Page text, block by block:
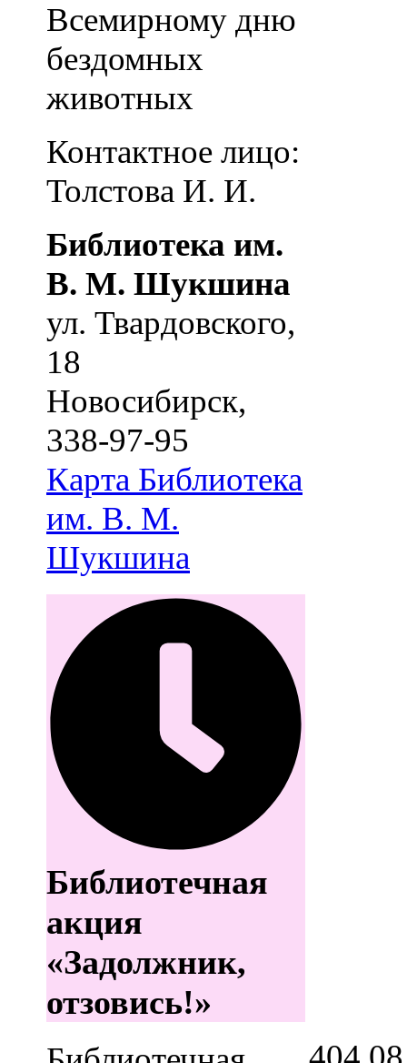
Всемирному дню
бездомных
животных
Контактное лицо:
Толстова И. И.
Библиотека им.
В. М. Шукшина
ул. Твардовского,
18
Новосибирск,
338-97-95
Карта Библиотека
им. В. М.
Шукшина
Библиотечная
акция
«Задолжник,
отзовись!»